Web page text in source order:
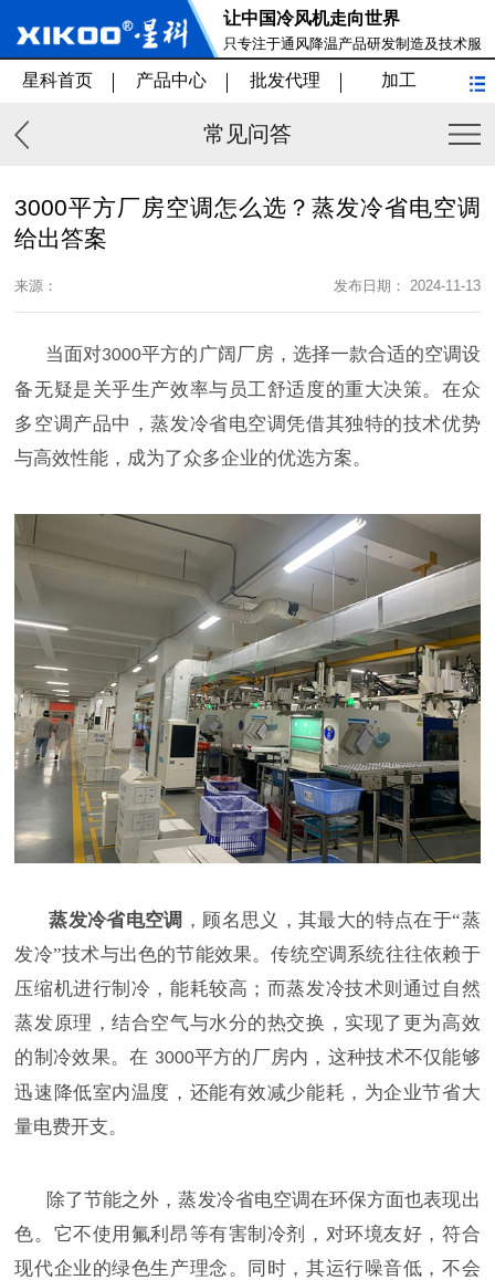
让中国冷风机走向世界
只专注于通风降温产品研发制造及技术服
务
星科首页 产品中心 批发代理 加工
常见问答
3000平方厂房空调怎么选？蒸发冷省电空调
给出答案
来源： 发布日期： 2024-11-13
当面对3000平方的广阔厂房，选择一款合适的空调设
备无疑是关乎生产效率与员工舒适度的重大决策。在众
多空调产品中，蒸发冷省电空调凭借其独特的技术优势
与高效性能，成为了众多企业的优选方案。
蒸发冷省电空调 ，顾名思义，其最大的特点在于“蒸
发冷”技术与出色的节能效果。传统空调系统往往依赖于
压缩机进行制冷，能耗较高；而蒸发冷技术则通过自然
蒸发原理，结合空气与水分的热交换，实现了更为高效
的制冷效果。在 3000平方的厂房内，这种技术不仅能够
迅速降低室内温度，还能有效减少能耗，为企业节省大
量电费开支。
除了节能之外，蒸发冷省电空调在环保方面也表现出
色。它不使用氟利昂等有害制冷剂，对环境友好，符合
现代企业的绿色生产理念。同时，其运行噪音低，不会